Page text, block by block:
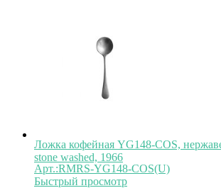
Ложка кофейная YG148-COS,
stone washed, 1966
Арт.:RMRS-YG148-COS(U)
Быстрый просмотр